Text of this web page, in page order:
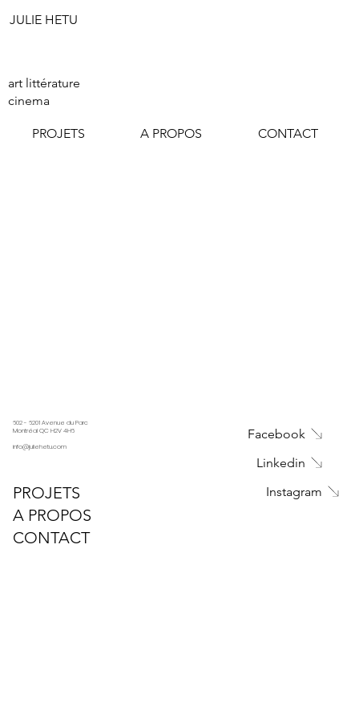
art littérature
cinema
JULIE HETU
PROJETS A PROPOS CONTACT
602 - 6201 Avenue du Parc
Montréal QC H2V 4H6
info@juliehetu.com
PROJETS
A PROPOS
CONTACT
Facebook
Linkedin
Instagram